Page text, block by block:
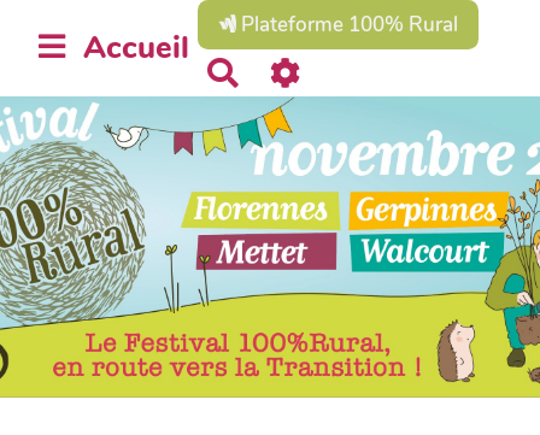
Accueil
Plateforme 100% Rural
e
c
h
e
r
c
r